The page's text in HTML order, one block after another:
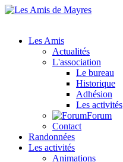
Les Amis
Actualités
L'association
Le bureau
Historique
Adhésion
Les activités
Forum
Contact
Randonnées
Les activités
Animations